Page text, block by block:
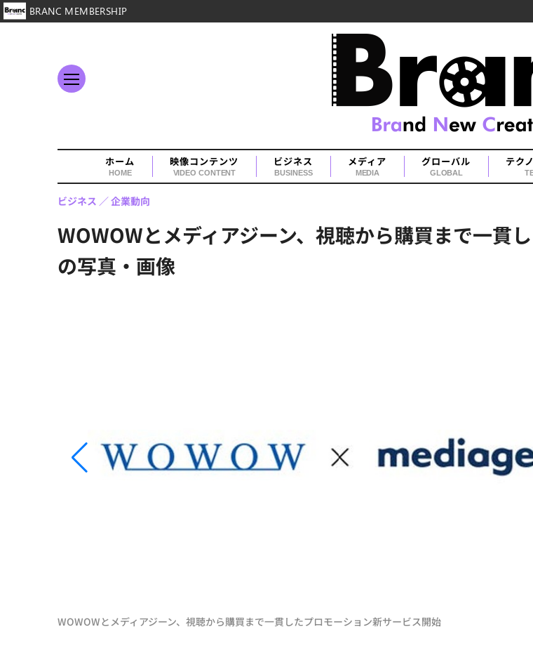
ホーム
HOME
映像コンテンツ
VIDEO CONTENT
ビジネス
BUSINESS
メディア
MEDIA
グローバル
GLOBAL
テク
WOWOWとメディアジーン、視聴から購買まで一貫
の写真・画像
ビジネス 企業動向
WOWOWとメディアジーン、視聴から購買まで一貫したプロモーション新サービス開始
BRANC MEMBERSHIP